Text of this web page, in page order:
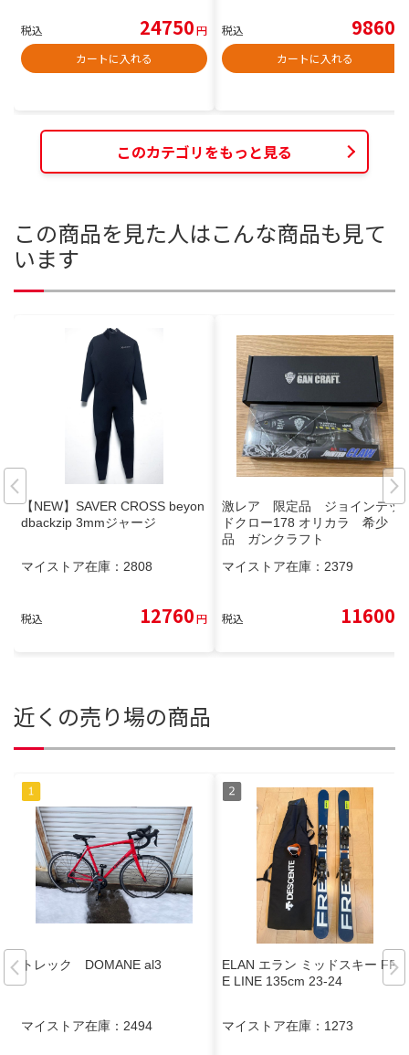
税込 24750円
カートに入れる
税込 9860
カートに入れる
このカテゴリをもっと見る
この商品を見た人はこんな商品も見て
います
【NEW】SAVER CROSS beyon
dbackzip 3mmジャージ
マイストア在庫： 2808
税込 12760円
激レア 限定品 ジョインテッ
ドクロー178 オリカラ 希少
品 ガンクラフト
マイストア在庫： 2379
税込 11600
近くの売り場の商品
トレック DOMANE al3
マイストア在庫： 2494
ELAN エラン ミッドスキー FRE
E LINE 135cm 23-24
マイストア在庫： 1273